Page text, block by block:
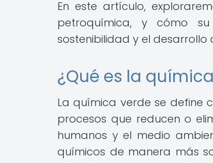
En este artículo,
petroquímica, y cómo
sostenibilidad y el desarrollo
¿Qué es la
La química verde se define
procesos que reducen o
humanos y el medio
químicos de manera más